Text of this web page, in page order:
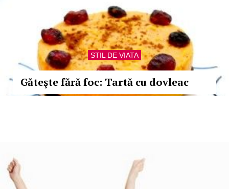
STIL DE VIATA
Găteşte fără foc: Tartă cu dovleac